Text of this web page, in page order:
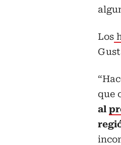
Los
que
al